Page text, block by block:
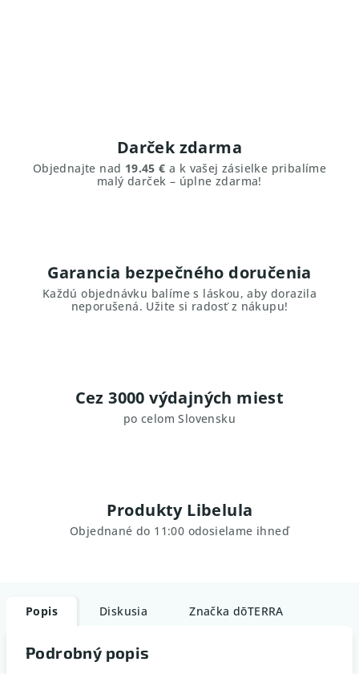
Darček zdarma
Objednajte nad 19.45 € a k vašej zásielke pribalíme
malý darček – úplne zdarma!
Garancia bezpečného doručenia
Každú objednávku balíme s láskou, aby dorazila
neporušená. Užite si radosť z nákupu!
Cez 3000 výdajných miest
po celom Slovensku
Produkty Libelula
Objednané do 11:00 odosielame ihneď
Popis Diskusia Značka dōTERRA
Podrobný popis